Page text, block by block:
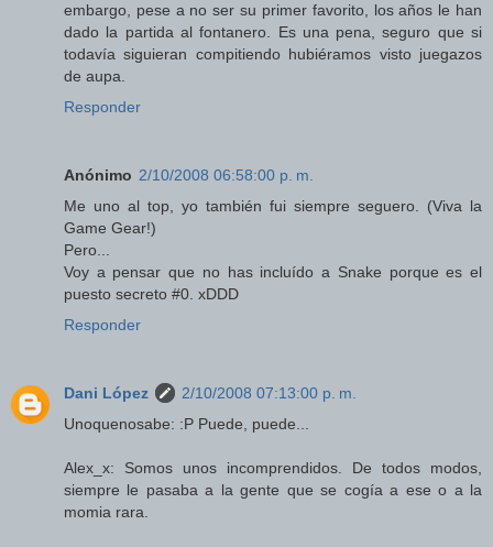
embargo, pese a no ser su primer favorito, los años le han
dado la partida al fontanero. Es una pena, seguro que si
todavía siguieran compitiendo hubiéramos visto juegazos
de aupa.
Responder
Anónimo 2/10/2008 06:58:00 p. m.
Me uno al top, yo también fui siempre seguero. (Viva la
Game Gear!)
Pero...
Voy a pensar que no has incluído a Snake porque es el
puesto secreto #0. xDDD
Responder
Dani López
2/10/2008 07:13:00 p. m.
Unoquenosabe: :P Puede, puede...
Alex_x: Somos unos incomprendidos. De todos modos,
siempre le pasaba a la gente que se cogía a ese o a la
momia rara.